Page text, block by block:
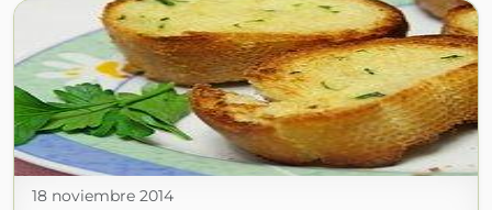
18 noviembre 2014